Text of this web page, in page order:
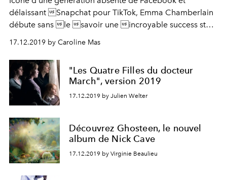
délaissant Snapchat pour TikTok, Emma Chamberlain
débute sans le savoir une incroyable success story
en 2017. La jeune femme incarne bien plus qu’un
produit né sur les réseaux sociaux. En deux ans, elle
est devenue un véritable phénomène de société.
17.12.2019 by Caroline Mas
"Les Quatre Filles du docteur
March", version 2019
17.12.2019 by Julien Welter
Découvrez Ghosteen, le nouvel
album de Nick Cave
17.12.2019 by Virginie Beaulieu